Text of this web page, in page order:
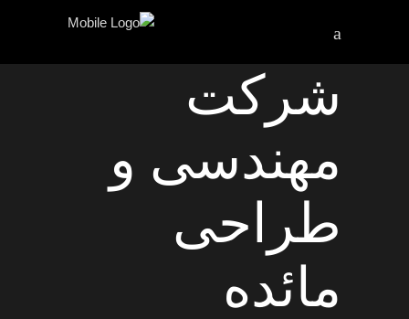
شرکت
مهندسی و
طراحی
مائده